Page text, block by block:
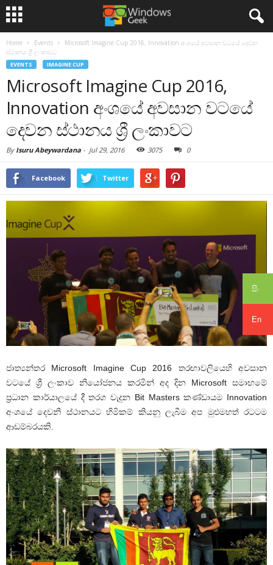
සිං
En
Home Events
Microsoft Imagine Cup 2016, Innovation අංශයේ අවසාන වටයේ දෙවන
ස්ථානය ශ්‍රී ලංකාවට
EVENTS IMAGINE CUP
Microsoft Imagine Cup 2016,
Innovation අංශයේ අවසාන වටයේ
දෙවන ස්ථානය ශ්‍රී ලංකාවට
By Isuru Abeywardana - Jul 29, 2016 3075 0
Facebook Twitter
ජාත්‍යන්තර Microsoft Imagine Cup 2016 තරඟාවලියෙහි අවසාන
වටයේ ශ්‍රී ලංකාව නියෝජනය කරමින් අද දින Microsoft සමාඟමේ
ප්‍රධාන කාර්යාලයේ දී තරග වැදුන Bit Masters කණ්ඩායම Innovation
අංශයේ දෙවනි ස්ථානයට හිමිකම් කියනු ලැබීම අප මුළුමහත් රටටම
ආඩම්බරයකි.